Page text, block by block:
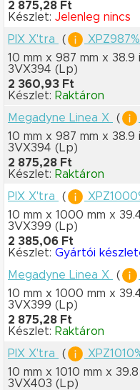
2 875,28 Ft
Készlet: Jelenleg nincs
PIX X'tra
(
10 mm x 987 mm x 38.9
3VX394 (Lp)
2 360,93 Ft
Készlet: Raktáron
Megadyne Linea X
(
10 mm x 987 mm x 38.9
3VX394 (Lp)
2 875,28 Ft
Készlet: Raktáron
PIX X'tra
(
10 mm x 1000 mm x
3VX399 (Lp)
2 385,06 Ft
Készlet: Gyártói
Megadyne Linea X
(
10 mm x 1000 mm x
3VX399 (Lp)
2 875,28 Ft
Készlet: Raktáron
PIX X'tra
(
10 mm x 1010 mm x
3VX403 (Lp)